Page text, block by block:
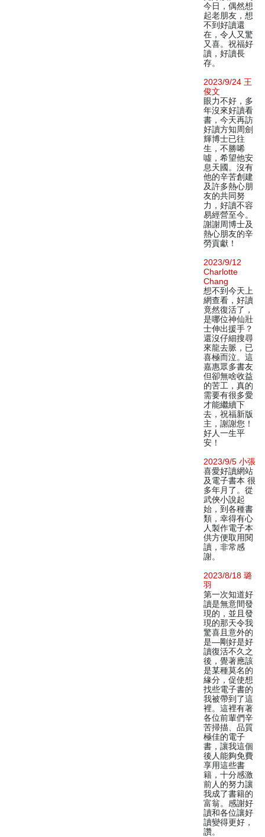
今日，偶然想
起老朋友，想
不到好讀還
在，令人又驚
又喜。祝福好
讀，好讀長
存。
2023/9/24 王
俊文
眼力不好，多
年沒來好讀看
書，今天再訪
好讀方知周劍
輝博士已往
生，不勝唏
噓，希望他安
息天國。沒有
他的辛苦創建
及許多熱心朋
友的共同努
力，好讀不容
易經營至今。
謝謝周博士及
熱心朋友的辛
勞貢獻！
2023/9/12
Charlotte
Chang
想不到今天上
網查看，好讀
竟然復活了，
是哪位神仙壯
士伸出援手？
還沒仔細搜尋
來龍去脈，已
喜極而泣。這
嘉惠眾多書友
但卻無啥收益
的苦工，真的
需要有很多愛
才能繼續下
去，祝福新版
主，謝謝您！
好人一生平
安！
2023/9/5 小張
喜愛好讀網站
及電子書本 很
多年月了。從
武俠小說起
始，到各種書
類，幸得有心
人製作電子本
供方便取用閱
讀，非常感
謝。
2023/8/18 璐
羽
第一次知道好
讀是無意間發
現的，並且發
現的那天令我
驚喜且意外的
是—剛好是好
讀復活不久之
後，覺著應該
是某種莫名的
緣分，促使想
找些電子書的
我被帶到了這
裡。這裡有著
各位前輩們辛
苦掃描、品質
極佳的電子
書，讓我這個
後人能夠免費
享用這些書
籍，十分感激
前人的努力讓
我成了書籍的
富翁。感謝好
讀和各位讓好
讀變得更好，
讚。